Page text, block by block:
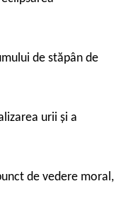
de stăpân de
urii și a
de vedere moral,